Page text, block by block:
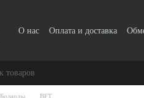
О нас Оплата и доставка
Боларды BFT